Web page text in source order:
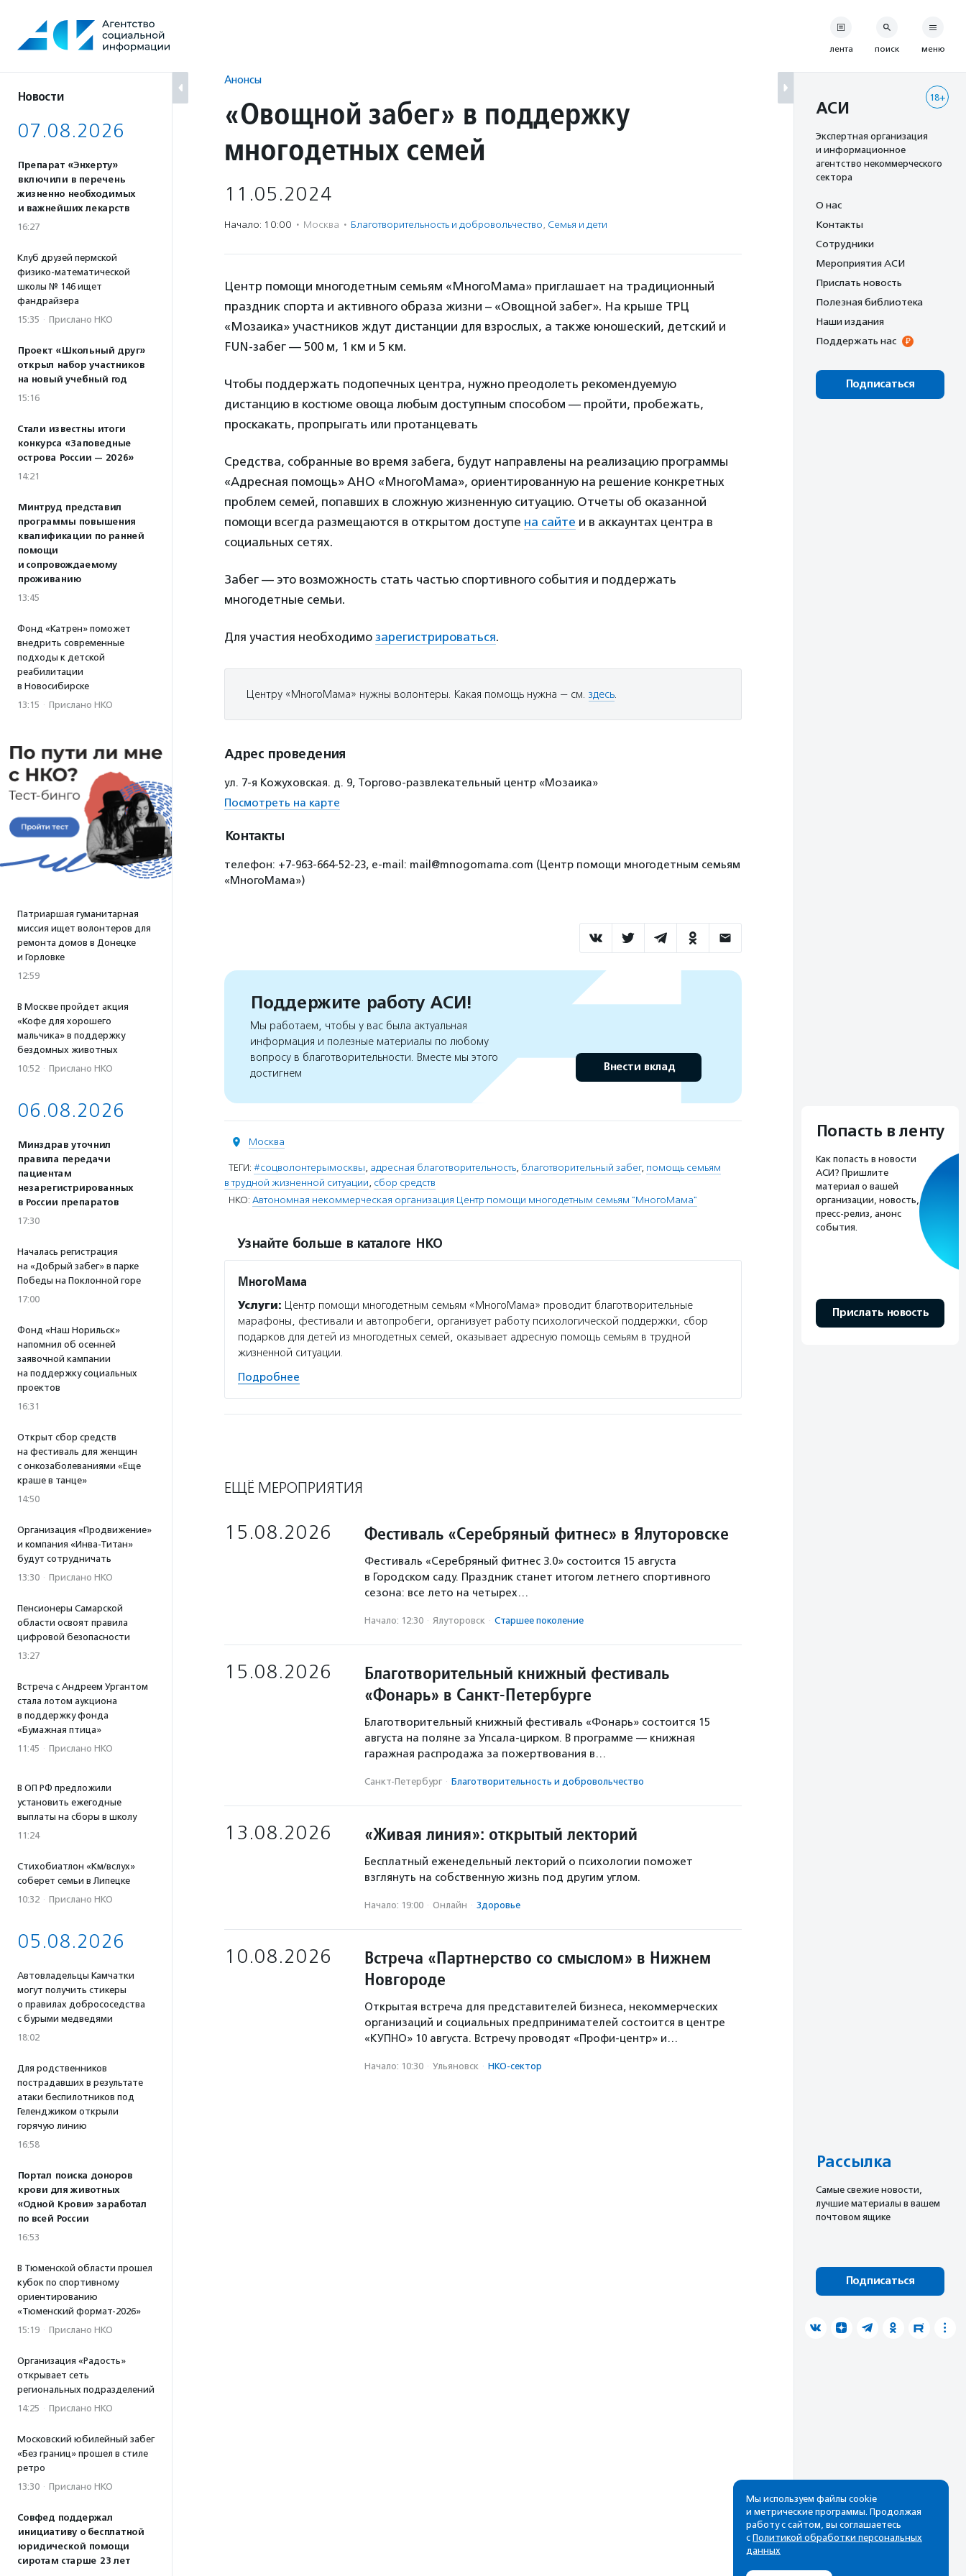
содержанию
Новости
07.08.2026
Препарат «Энхерту»
включили в перечень
жизненно необходимых
и важнейших лекарств
16:27
Клуб друзей пермской
физико-математической
школы № 146 ищет
фандрайзера
15:35 · Прислано НКО
Проект «Школьный друг»
открыл набор участников
на новый учебный год
15:16
Стали известны итоги
конкурса «Заповедные
острова России — 2026»
14:21
Минтруд представил
программы повышения
квалификации по ранней
помощи
и сопровождаемому
проживанию
13:45
Фонд «Катрен» поможет
внедрить современные
подходы к детской
реабилитации
в Новосибирске
13:15 · Прислано НКО
Патриаршая гуманитарная
миссия ищет волонтеров для
ремонта домов в Донецке
и Горловке
12:59
В Москве пройдет акция
«Кофе для хорошего
мальчика» в поддержку
бездомных животных
10:52 · Прислано НКО
06.08.2026
Минздрав уточнил
правила передачи
пациентам
незарегистрированных
в России препаратов
17:30
Началась регистрация
на «Добрый забег» в парке
Победы на Поклонной горе
17:00
Фонд «Наш Норильск»
напомнил об осенней
заявочной кампании
на поддержку социальных
проектов
16:31
Открыт сбор средств
на фестиваль для женщин
с онкозаболеваниями «Еще
краше в танце»
14:50
Организация «Продвижение»
и компания «Инва-Титан»
будут сотрудничать
13:30 · Прислано НКО
Пенсионеры Самарской
области освоят правила
цифровой безопасности
13:27
Встреча с Андреем Ургантом
стала лотом аукциона
в поддержку фонда
«Бумажная птица»
11:45 · Прислано НКО
В ОП РФ предложили
установить ежегодные
выплаты на сборы в школу
11:24
Стихобиатлон «Км/вслух»
соберет семьи в Липецке
10:32 · Прислано НКО
05.08.2026
Автовладельцы Камчатки
могут получить стикеры
о правилах добрососедства
с бурыми медведями
18:02
Для родственников
пострадавших в результате
атаки беспилотников под
Геленджиком открыли
горячую линию
16:58
Портал поиска доноров
крови для животных
«Одной Крови» заработал
по всей России
16:53
В Тюменской области прошел
кубок по спортивному
ориентированию
«Тюменский формат-2026»
15:19 · Прислано НКО
Организация «Радость»
открывает сеть
региональных подразделений
14:25 · Прислано НКО
Московский юбилейный забег
«Без границ» прошел в стиле
ретро
13:30 · Прислано НКО
Совфед поддержал
инициативу о бесплатной
юридической помощи
сиротам старше 23 лет
Анонсы
«Овощной забег» в поддержку
многодетных семей
11.05.2024
Начало: 10:00 · Москва · Благотвори­тель­ность и доброволь­чест­во, Семья и дети
Центр помощи многодетным семьям «МногоМама» приглашает на традиционный
праздник спорта и активного образа жизни – «Овощной забег». На крыше ТРЦ
«Мозаика» участников ждут дистанции для взрослых, а также юношеский, детский и
FUN-забег — 500 м, 1 км и 5 км.
Чтобы поддержать подопечных центра, нужно преодолеть рекомендуемую
дистанцию в костюме овоща любым доступным способом — пройти, пробежать,
проскакать, пропрыгать или протанцевать
Средства, собранные во время забега, будут направлены на реализацию программы
«Адресная помощь» АНО «МногоМама», ориентированную на решение конкретных
проблем семей, попавших в сложную жизненную ситуацию. Отчеты об оказанной
помощи всегда размещаются в открытом доступе на сайте и в аккаунтах центра в
социальных сетях.
Забег — это возможность стать частью спортивного события и поддержать
многодетные семьи.
Для участия необходимо зарегистрироваться.
Центру «МногоМама» нужны волонтеры. Какая помощь нужна — см. здесь.
Адрес проведения
ул. 7-я Кожуховская. д. 9, Торгово-развлекательный центр «Мозаика»
Посмотреть на карте
Контакты
телефон: +7-963-664-52-23, e-mail: mail@mnogomama.com (Центр помощи многодетным семьям
«МногоМама»)
Поддержите работу АСИ!
Мы работаем, чтобы у вас была актуальная
информация и полезные материалы по любому
вопросу в благотворительности. Вместе мы этого
достигнем
Внести вклад
Москва
ТЕГИ: #соцволонтерымосквы, адресная благотворительность, благотворительный забег, помощь семьям
в трудной жизненной ситуации, сбор средств
НКО: Автономная некоммерческая организация Центр помощи многодетным семьям "МногоМама"
Узнайте больше в каталоге НКО
МногоМама
Услуги: Центр помощи многодетным семьям «МногоМама» проводит благотворительные
марафоны, фестивали и автопробеги, организует работу психологической поддержки, сбор
подарков для детей из многодетных семей, оказывает адресную помощь семьям в трудной
жизненной ситуации.
Подробнее
ЕЩЁ МЕРОПРИЯТИЯ
15.08.2026 Фестиваль «Серебряный фитнес» в Ялуторовске
Фестиваль «Серебряный фитнес 3.0» состоится 15 августа
в Городском саду. Праздник станет итогом летнего спортивного
сезона: все лето на четырех…
Начало: 12:30 · Ялуторовск · Старшее поколение
15.08.2026
Благотворительный книжный фестиваль
«Фонарь» в Санкт-Петербурге
Благотворительный книжный фестиваль «Фонарь» состоится 15
августа на поляне за Упсала-цирком. В программе — книжная
гаражная распродажа за пожертвования в…
Санкт-Петербург · Благотвори­тель­ность и доброволь­чест­во
13.08.2026 «Живая линия»: открытый лекторий
Бесплатный еженедельный лекторий о психологии поможет
взглянуть на собственную жизнь под другим углом.
Начало: 19:00 · Онлайн · Здоровье
10.08.2026
Встреча «Партнерство со смыслом» в Нижнем
Новгороде
Открытая встреча для представителей бизнеса, некоммерческих
организаций и социальных предпринимателей состоится в центре
«КУПНО» 10 августа. Встречу проводят «Профи-центр» и…
Начало: 10:30 · Ульяновск · НКО-сектор
лента поиск меню
18+
АСИ
Экспертная организация
и информационное
агентство некоммерческого
сектора
О нас
Контакты
Сотрудники
Мероприятия АСИ
Прислать новость
Полезная библиотека
Наши издания
Поддержать нас
Подписаться
Попасть в ленту
Как попасть в новости
АСИ? Пришлите
материал о вашей
организации, новость,
пресс-релиз, анонс
события.
Прислать новость
Рассылка
Cамые свежие новости,
лучшие материалы в вашем
почтовом ящике
Подписаться
Мы используем файлы cookie
и метрические программы. Продолжая
работу с сайтом, вы соглашаетесь
с Политикой обработки персональных
данных